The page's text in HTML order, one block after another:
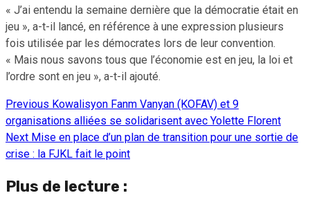
« J’ai entendu la semaine dernière que la démocratie était en
jeu », a-t-il lancé, en référence à une expression plusieurs
fois utilisée par les démocrates lors de leur convention.
« Mais nous savons tous que l’économie est en jeu, la loi et
l’ordre sont en jeu », a-t-il ajouté.
Continue
Reading
Previous Kowalisyon Fanm Vanyan (KOFAV) et 9
organisations alliées se solidarisent avec Yolette Florent
Next Mise en place d’un plan de transition pour une sortie de
crise : la FJKL fait le point
Plus de lecture :